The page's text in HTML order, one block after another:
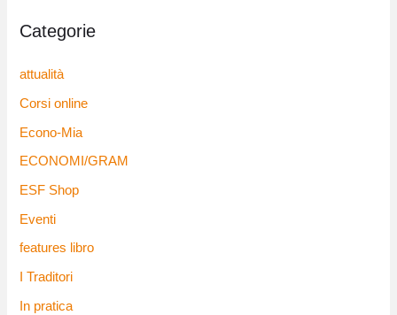
Categorie
attualità
Corsi online
Econo-Mia
ECONOMI/GRAM
ESF Shop
Eventi
features libro
I Traditori
In pratica